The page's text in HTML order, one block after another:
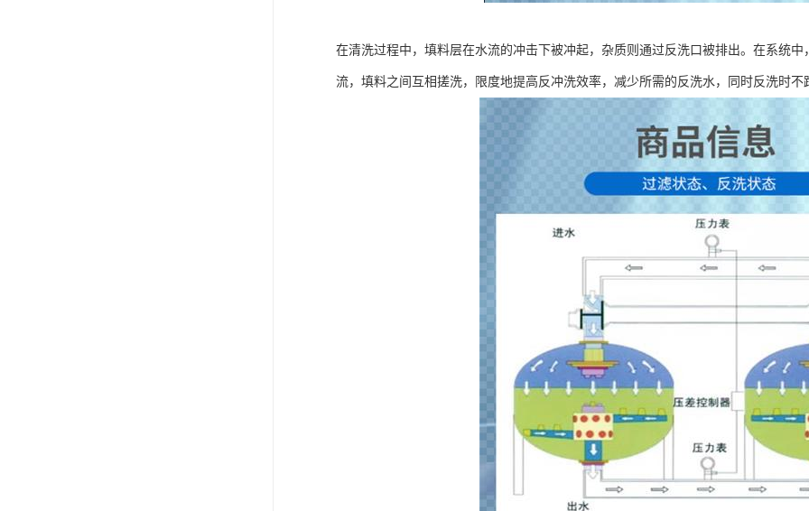
在清洗过程中，填料层在水流的冲击下被冲起，杂质则通过反洗口被排出。在系统
流，填料之间互相搓洗，限度地提高反冲洗效率，减少所需的反洗水，同时反洗时不